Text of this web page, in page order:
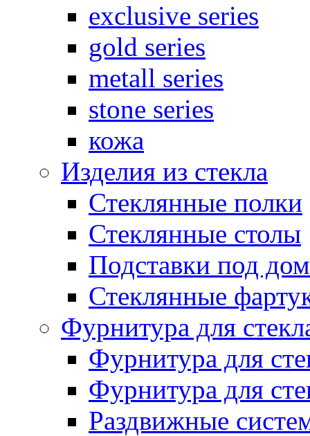
exclusive series
gold series
metall series
stone series
кожа
Изделия из стекла
Стеклянные полки
Стеклянные столы
Подставки под
Стеклянные
Фурнитура для
Фурнитура для
Фурнитура для
Раздвижные